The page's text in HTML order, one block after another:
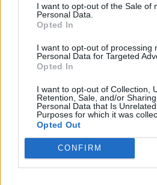
I want to opt-out of the Sale of
Personal Data.
Opted In
I want to opt-out of processing
Personal Data for Targeted
Opted In
I want to opt-out of Collection,
Retention, Sale, and/or
Personal Data that Is
Purposes for which it was
Opted Out
CONFIRM
από τις
βράδυ στο
και
Η
δηλητηρίαση
followers της
ώρες που
Ατύχημα
στην
δυνατός»